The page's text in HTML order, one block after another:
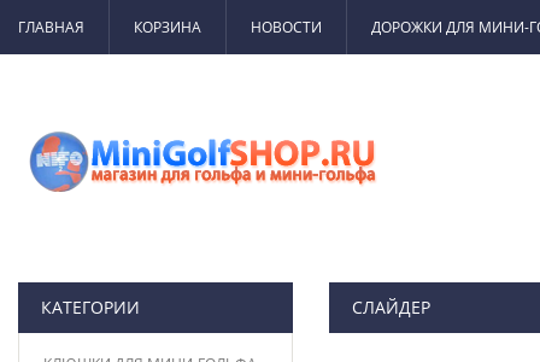
ГЛАВНАЯ КОРЗИНА НОВОСТИ ДОРОЖКИ ДЛЯ МИНИ-
КАТЕГОРИИ СЛАЙДЕР